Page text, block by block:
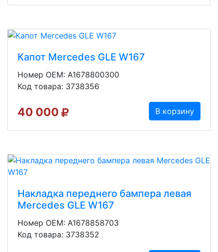
Капот Mercedes GLE W167
Номер OEM: A1678800300
Код товара: 3738356
40 000 В корзину
Накладка переднего бампера левая
Mercedes GLE W167
Номер OEM: A1678858703
Код товара: 3738352